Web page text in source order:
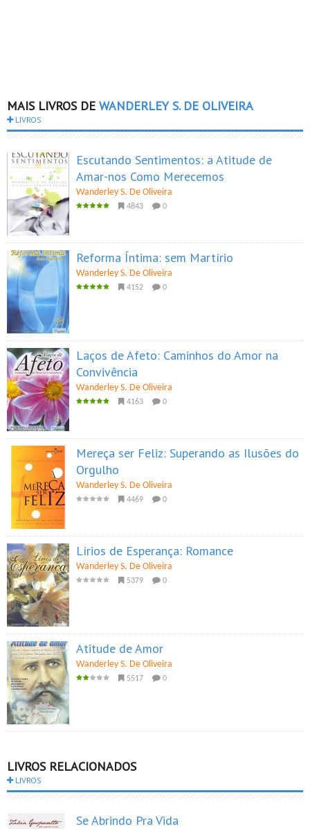
MAIS LIVROS DE WANDERLEY S. DE OLIVEIRA
LIVROS
Escutando Sentimentos: a Atitude de
Amar-nos Como Merecemos
Wanderley S. De Oliveira
4843 0
Reforma Íntima: sem Martírio
Wanderley S. De Oliveira
4152 0
Laços de Afeto: Caminhos do Amor na
Convivência
Wanderley S. De Oliveira
4163 0
Mereça ser Feliz: Superando as Ilusões do
Orgulho
Wanderley S. De Oliveira
4469 0
Lírios de Esperança: Romance
Wanderley S. De Oliveira
5379 0
Atitude de Amor
Wanderley S. De Oliveira
5517 0
LIVROS RELACIONADOS
LIVROS
Se Abrindo Pra Vida